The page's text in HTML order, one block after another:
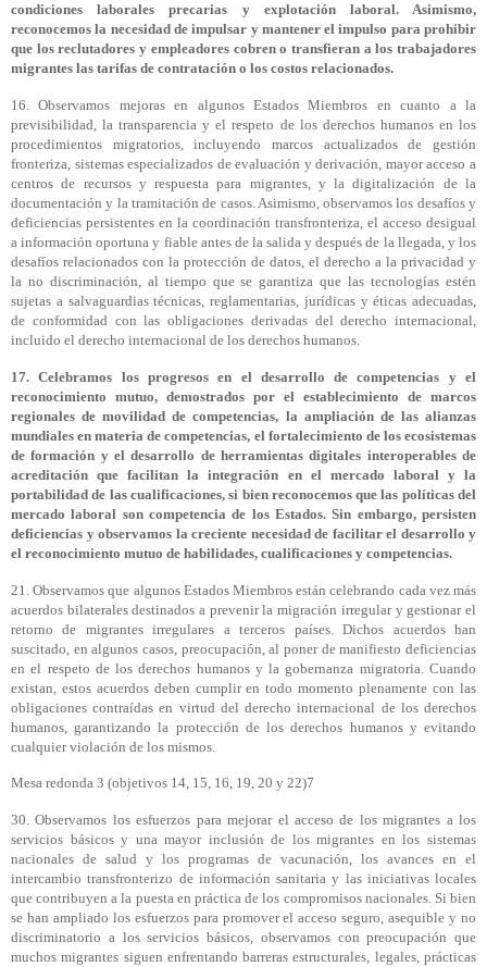
condiciones laborales precarias y explotación laboral. Asimismo,
reconocemos la necesidad de impulsar y mantener el impulso para prohibir
que los reclutadores y empleadores cobren o transfieran a los trabajadores
migrantes las tarifas de contratación o los costos relacionados.
16. Observamos mejoras en algunos Estados Miembros en cuanto a la
previsibilidad, la transparencia y el respeto de los derechos humanos en los
procedimientos migratorios, incluyendo marcos actualizados de gestión
fronteriza, sistemas especializados de evaluación y derivación, mayor acceso a
centros de recursos y respuesta para migrantes, y la digitalización de la
documentación y la tramitación de casos. Asimismo, observamos los desafíos y
deficiencias persistentes en la coordinación transfronteriza, el acceso desigual
a información oportuna y fiable antes de la salida y después de la llegada, y los
desafíos relacionados con la protección de datos, el derecho a la privacidad y
la no discriminación, al tiempo que se garantiza que las tecnologías estén
sujetas a salvaguardias técnicas, reglamentarias, jurídicas y éticas adecuadas,
de conformidad con las obligaciones derivadas del derecho internacional,
incluido el derecho internacional de los derechos humanos.
17. Celebramos los progresos en el desarrollo de competencias y el
reconocimiento mutuo, demostrados por el establecimiento de marcos
regionales de movilidad de competencias, la ampliación de las alianzas
mundiales en materia de competencias, el fortalecimiento de los ecosistemas
de formación y el desarrollo de herramientas digitales interoperables de
acreditación que facilitan la integración en el mercado laboral y la
portabilidad de las cualificaciones, si bien reconocemos que las políticas del
mercado laboral son competencia de los Estados. Sin embargo, persisten
deficiencias y observamos la creciente necesidad de facilitar el desarrollo y
el reconocimiento mutuo de habilidades, cualificaciones y competencias.
21. Observamos que algunos Estados Miembros están celebrando cada vez más
acuerdos bilaterales destinados a prevenir la migración irregular y gestionar el
retorno de migrantes irregulares a terceros países. Dichos acuerdos han
suscitado, en algunos casos, preocupación, al poner de manifiesto deficiencias
en el respeto de los derechos humanos y la gobernanza migratoria. Cuando
existan, estos acuerdos deben cumplir en todo momento plenamente con las
obligaciones contraídas en virtud del derecho internacional de los derechos
humanos, garantizando la protección de los derechos humanos y evitando
cualquier violación de los mismos.
Mesa redonda 3 (objetivos 14, 15, 16, 19, 20 y 22)7
30. Observamos los esfuerzos para mejorar el acceso de los migrantes a los
servicios básicos y una mayor inclusión de los migrantes en los sistemas
nacionales de salud y los programas de vacunación, los avances en el
intercambio transfronterizo de información sanitaria y las iniciativas locales
que contribuyen a la puesta en práctica de los compromisos nacionales. Si bien
se han ampliado los esfuerzos para promover el acceso seguro, asequible y no
discriminatorio a los servicios básicos, observamos con preocupación que
muchos migrantes siguen enfrentando barreras estructurales, legales, prácticas